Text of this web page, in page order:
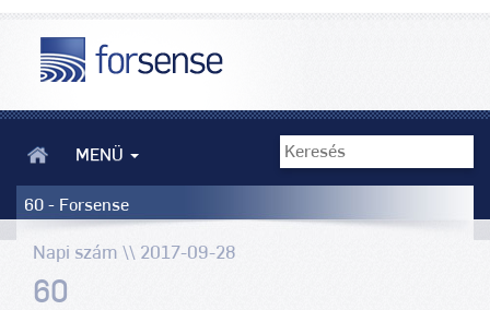
MENÜ
60 - Forsense
Napi szám \\ 2017-09-28
60